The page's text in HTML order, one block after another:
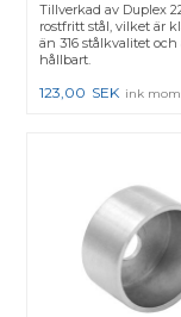
Tillverkad av Duplex
rostfritt stål, vilket är
än 316 stålkvalitet
hållbart.
123,00 SEK ink